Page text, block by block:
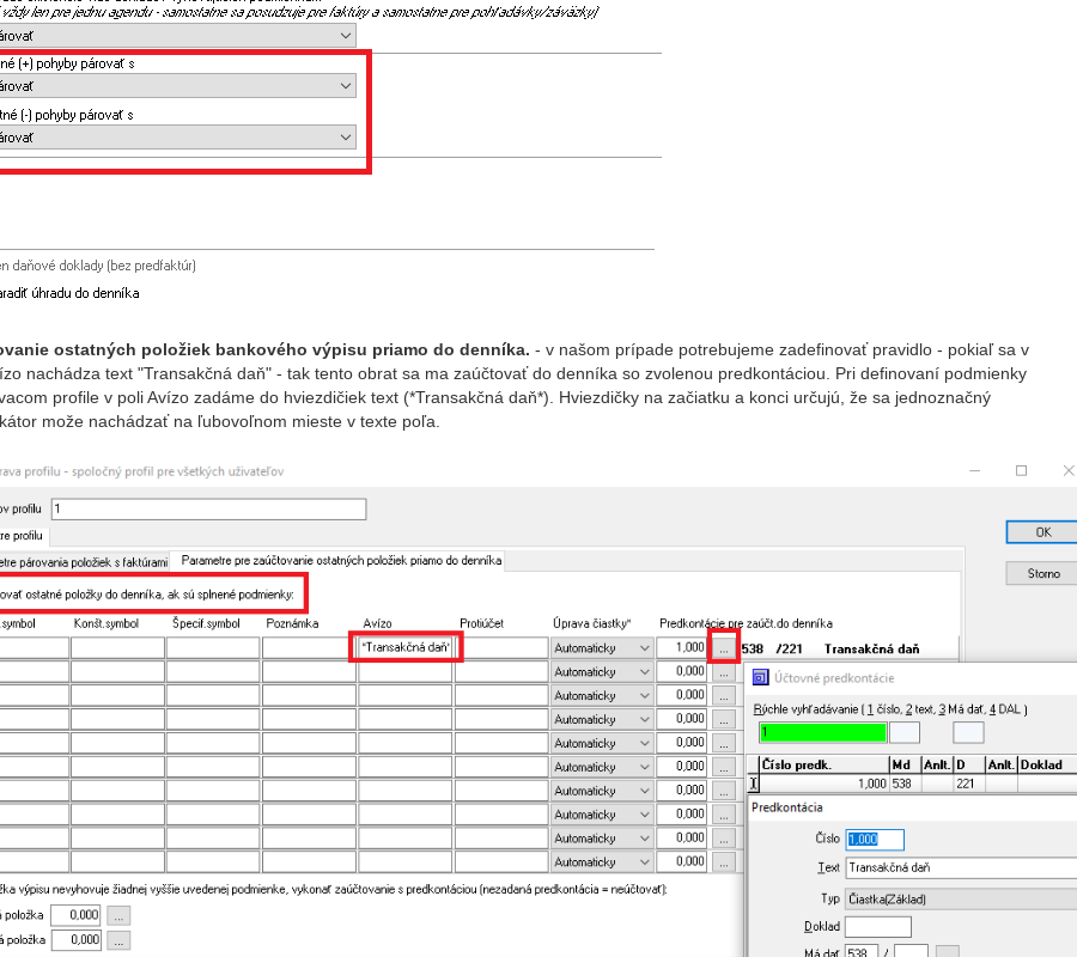
ostatných položiek bankového výpisu priamo do denníka. - v našom prípade potrebujeme zadefinovať pravidlo - pokiaľ sa v
nachádza text "Transakčná daň" - tak tento obrat sa ma zaúčtovať do denníka so zvolenou predkontáciou. Pri definovaní podmienky
profile v poli Avízo zadáme do hviezdičiek text (*Transakčná daň*). Hviezdičky na začiatku a konci určujú, že sa jednoznačný
može nachádzať na ľubovoľnom mieste v texte poľa.